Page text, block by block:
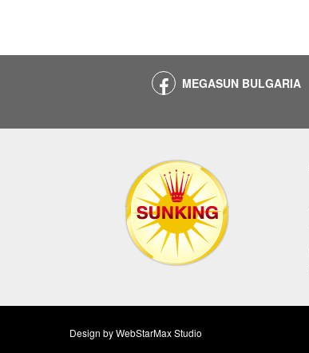
MEGASUN BULGARIA
Design byWebStarMax Studio